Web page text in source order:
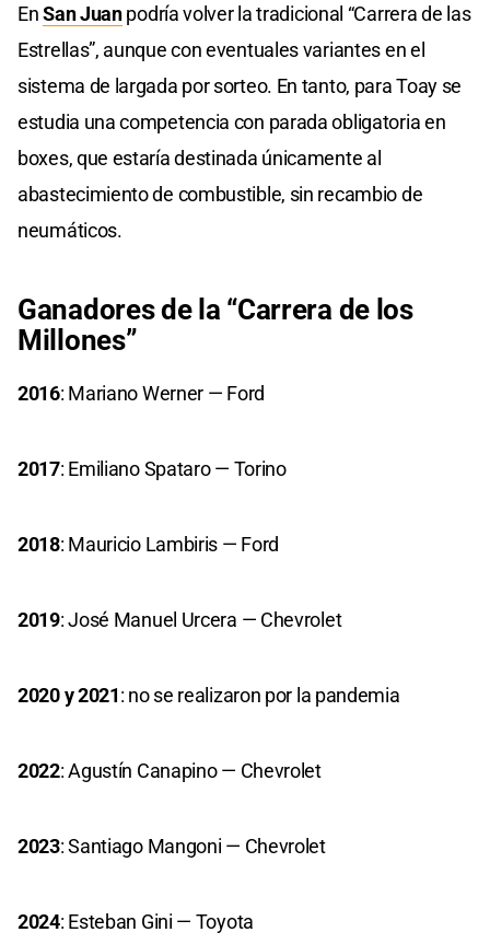
EnSan Juanpodría volver la tradicional “Carrera de las
Estrellas”, aunque con eventuales variantes en el
sistema de largada por sorteo. En tanto, para Toay se
estudia una competencia con parada obligatoria en
boxes, que estaría destinada únicamente al
abastecimiento de combustible, sin recambio de
neumáticos.
Ganadores de la “Carrera de los
Millones”
2016: Mariano Werner — Ford
2017: Emiliano Spataro — Torino
2018: Mauricio Lambiris — Ford
2019: José Manuel Urcera — Chevrolet
2020 y 2021: no se realizaron por la pandemia
2022: Agustín Canapino — Chevrolet
2023: Santiago Mangoni — Chevrolet
2024: Esteban Gini — Toyota